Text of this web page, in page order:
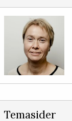
Temasider